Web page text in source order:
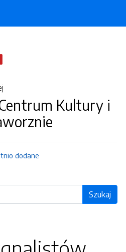
Kultury i
dodane
Szukaj